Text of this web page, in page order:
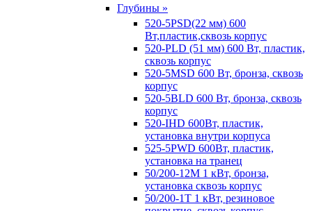
Глубины »
520-5PSD(22 мм) 600
Вт,пластик,сквозь корпус
520-PLD (51 мм) 600 Вт, пластик,
сквозь корпус
520-5MSD 600 Вт, бронза, сквозь
корпус
520-5BLD 600 Вт, бронза, сквозь
корпус
520-IHD 600Вт, пластик,
установка внутри корпуса
525-5PWD 600Вт, пластик,
установка на транец
50/200-12M 1 кВт, бронза,
установка сквозь корпус
50/200-1T 1 кВт, резиновое